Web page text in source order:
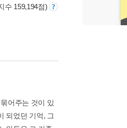
수 159,194점)
어주는 것이 있
되었던 기억, 그